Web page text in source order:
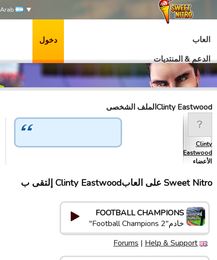
العاب
الدعم & المنتديات
دخول
Clinty Eastwoodالملف الشخصى
Clinty
Eastwood
الأعضاء
Sweet Nitro علی العابClinty Eastwood إلتقى ب
FOOTBALL CHAMPIONS
خادم"Football Champions 2"
Forums | Help & Support